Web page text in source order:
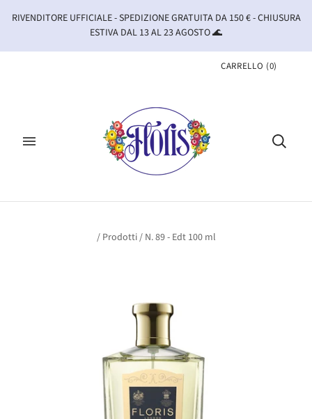
RIVENDITORE UFFICIALE - SPEDIZIONE GRATUITA DA 150 € - CHIUSURA
ESTIVA DAL 13 AL 23 AGOSTO 🌊
CARRELLO (0)
/ Prodotti/ N. 89 - Edt 100 ml